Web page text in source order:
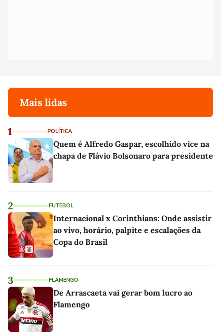
Mais lidas
1 POLÍTICA
Quem é Alfredo Gaspar, escolhido vice na
chapa de Flávio Bolsonaro para presidente
2 FUTEBOL
Internacional x Corinthians: Onde assistir
ao vivo, horário, palpite e escalações da
Copa do Brasil
3 FLAMENGO
De Arrascaeta vai gerar bom lucro ao
Flamengo